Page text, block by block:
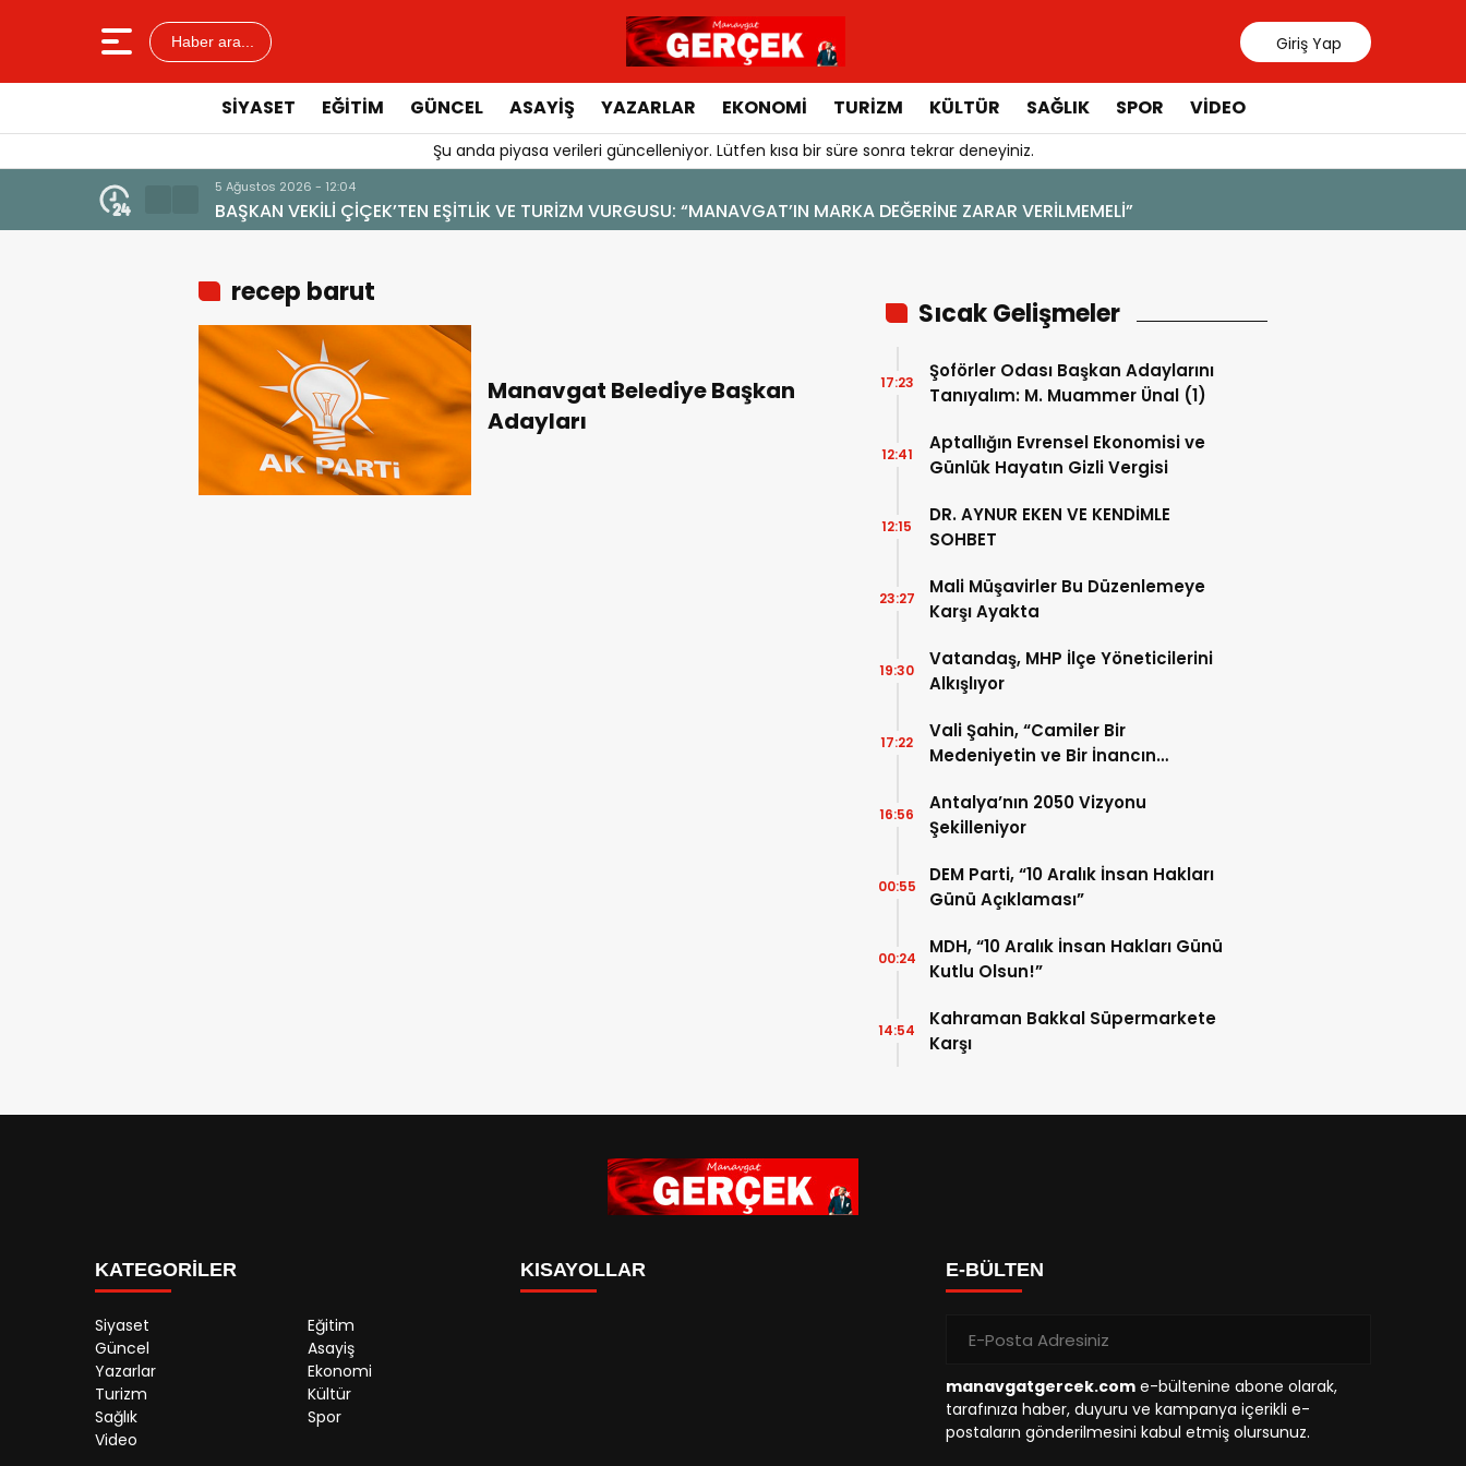
Haber ara... Giriş Yap
SIYASET EĞITIM GÜNCEL ASAYIŞ YAZARLAR EKONOMI TURIZM KÜLTÜR SAĞLIK SPOR VIDEO
Şu anda piyasa verileri güncelleniyor. Lütfen kısa bir süre sonra tekrar deneyiniz.
5 Ağustos 2026 - 12:04
BAŞKAN VEKİLİ ÇİÇEK’TEN EŞİTLİK VE TURİZM VURGUSU: “MANAVGAT’IN MARKA DEĞERİNE ZARAR VERİLMEMELİ”
recep barut
Manavgat Belediye Başkan
Adayları
Sıcak Gelişmeler
Şoförler Odası Başkan Adaylarını
Tanıyalım: M. Muammer Ünal (1)
17:23
Aptallığın Evrensel Ekonomisi ve
Günlük Hayatın Gizli Vergisi
12:41
DR. AYNUR EKEN VE KENDİMLE
SOHBET
12:15
Mali Müşavirler Bu Düzenlemeye
Karşı Ayakta
23:27
Vatandaş, MHP İlçe Yöneticilerini
Alkışlıyor
19:30
Vali Şahin, “Camiler Bir
Medeniyetin ve Bir İnancın
17:22
Antalya’nın 2050 Vizyonu
Şekilleniyor
16:56
DEM Parti, “10 Aralık İnsan Hakları
Günü Açıklaması”
00:55
MDH, “10 Aralık İnsan Hakları Günü
Kutlu Olsun!”
00:24
Kahraman Bakkal Süpermarkete
Karşı
14:54
KATEGORİLER
Siyaset
Eğitim
Güncel
Asayiş
Yazarlar
Ekonomi
Turizm
Kültür
Sağlık
Spor
Video
KISAYOLLAR E-BÜLTEN
manavgatgercek.com e-bültenine abone olarak,
tarafınıza haber, duyuru ve kampanya içerikli e-
postaların gönderilmesini kabul etmiş olursunuz.